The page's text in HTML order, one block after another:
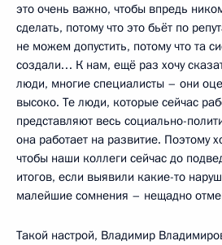
это очень важно, чтобы впредь
сделать, потому что это бьёт по
не можем допустить, потому что та
создали… К нам, ещё раз хочу
люди, многие специалисты – они
высоко. Те люди, которые сейчас
представляют весь социально-
она работает на развитие. Поэтому
чтобы наши коллеги сейчас до
итогов, если выявили какие-то
малейшие сомнения – нещадно
Такой настрой, Владимир